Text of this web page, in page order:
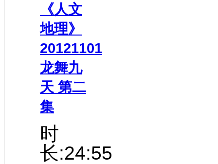
《人文
地理》
20121101
龙舞九
天 第二
集
时
长:24:55